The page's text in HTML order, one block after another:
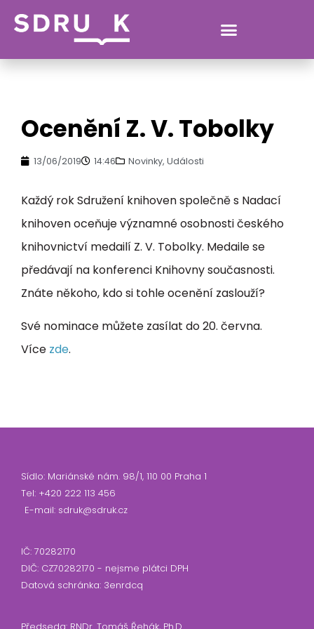
Ocenění Z. V. Tobolky
13/06/2019 14:46 Novinky, Události
Každý rok Sdružení knihoven společně s Nadací
knihoven oceňuje významné osobnosti českého
knihovnictví medailí Z. V. Tobolky. Medaile se
předávají na konferenci Knihovny současnosti.
Znáte někoho, kdo si tohle ocenění zaslouží?
Své nominace můžete zasílat do 20. června.
Více zde.
Sídlo: Mariánské nám. 98/1, 110 00 Praha 1
Tel: +420 222 113 456
E-mail: sdruk@sdruk.cz
IČ: 70282170
DIČ: CZ70282170 - nejsme plátci DPH
Datová schránka: 3enrdcq